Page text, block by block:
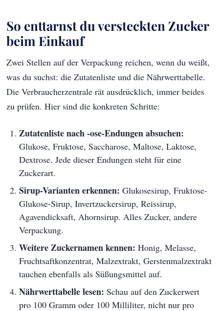
So enttarnst du versteckten Zucker
beim Einkauf
Zwei Stellen auf der Verpackung reichen, wenn du weißt,
was du suchst: die Zutatenliste und die Nährwerttabelle.
Die Verbraucherzentrale rät ausdrücklich, immer beides
zu prüfen. Hier sind die konkreten Schritte:
Zutatenliste nach -ose-Endungen absuchen:
Glukose, Fruktose, Saccharose, Maltose, Laktose,
Dextrose. Jede dieser Endungen steht für eine
Zuckerart.
Sirup-Varianten erkennen: Glukosesirup, Fruktose-
Glukose-Sirup, Invertzuckersirup, Reissirup,
Agavendicksaft, Ahornsirup. Alles Zucker, andere
Verpackung.
Weitere Zuckernamen kennen: Honig, Melasse,
Fruchtsaftkonzentrat, Malzextrakt, Gerstenmalzextrakt
tauchen ebenfalls als Süßungsmittel auf.
Nährwerttabelle lesen: Schau auf den Zuckerwert
pro 100 Gramm oder 100 Milliliter, nicht nur pro